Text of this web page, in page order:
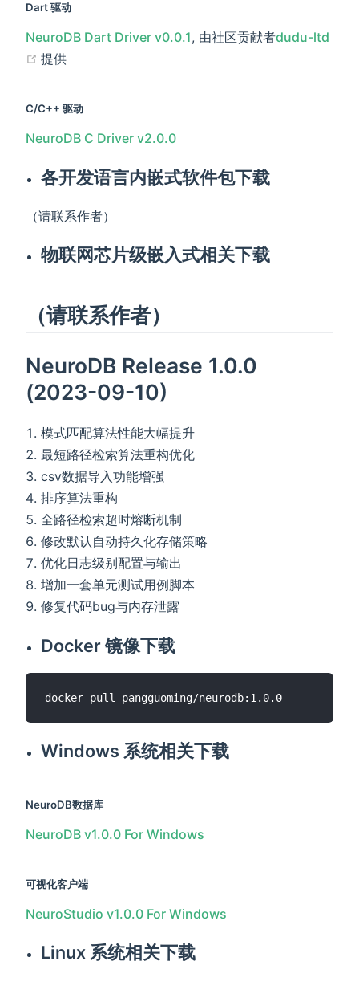
Dart 驱动
NeuroDB Dart Driver v0.0.1, 由社区贡献者dudu-ltd
(opens new window)
提供
C/C++ 驱动
NeuroDB C Driver v2.0.0
各开发语言内嵌式软件包下载
（请联系作者）
物联网芯片级嵌入式相关下载
（请联系作者）
NeuroDB Release 1.0.0
(2023-09-10)
模式匹配算法性能大幅提升
最短路径检索算法重构优化
csv数据导入功能增强
排序算法重构
全路径检索超时熔断机制
修改默认自动持久化存储策略
优化日志级别配置与输出
增加一套单元测试用例脚本
修复代码bug与内存泄露
Docker 镜像下载
Windows 系统相关下载
NeuroDB数据库
NeuroDB v1.0.0 For Windows
可视化客户端
NeuroStudio v1.0.0 For Windows
Linux 系统相关下载